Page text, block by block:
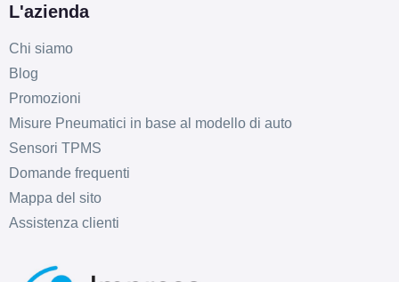
L'azienda
Chi siamo
Blog
Promozioni
Misure Pneumatici in base al modello di auto
Sensori TPMS
Domande frequenti
Mappa del sito
Assistenza clienti